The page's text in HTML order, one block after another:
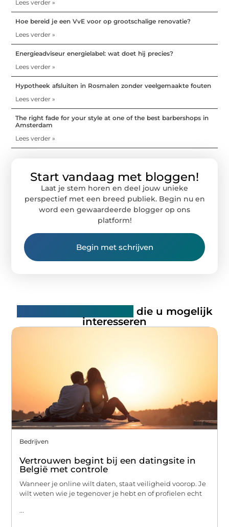
Lees verder »
Hoe bereid je een VvE voor op grootschalige renovatie?
Lees verder »
Energieadviseur energielabel: wat doet hij precies?
Lees verder »
Hypotheek afsluiten in Rosmalen zonder veelgemaakte fouten
Lees verder »
The right fade for your style at one of the best barbershops in
Amsterdam
Lees verder »
Start vandaag met bloggen!
Laat je stem horen en deel jouw unieke
perspectief met een breed publiek. Begin nu en
word een gewaardeerde blogger op ons
platform!
Begin met schrijven
die u mogelijk
interesseren
Bedrijven
Vertrouwen begint bij een datingsite in
België met controle
Wanneer je online wilt daten, staat veiligheid voorop. Je
wilt weten wie je tegenover je hebt en of profielen echt
...